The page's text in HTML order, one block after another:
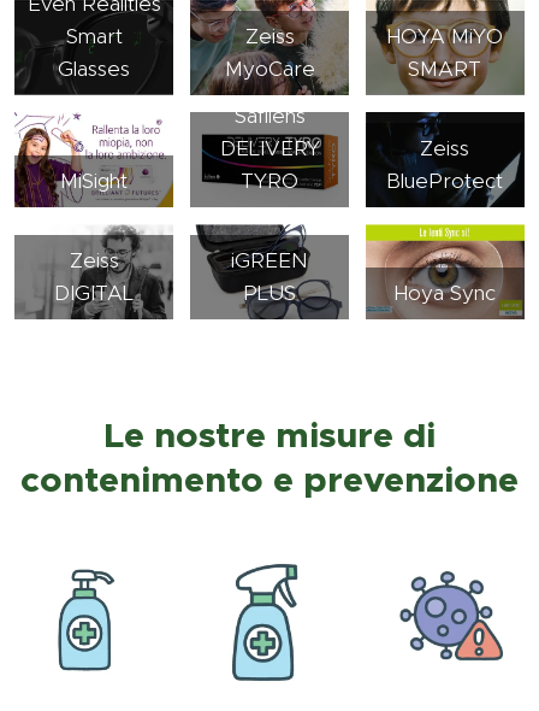
Smart
Glasses
Zeiss
MyoCare
HOYA MiYO
SMART
MiSight
Safilens
DELIVERY
TYRO
Zeiss
BlueProtect
Zeiss
DIGITAL
iGREEN
PLUS
Hoya Sync
Le nostre misure di
contenimento e prevenzione